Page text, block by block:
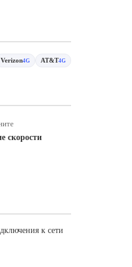
Verizon4G AT&T4G
скорости
к сети